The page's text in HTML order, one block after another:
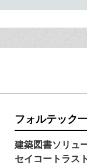
フォルテック
建築図書ソリュ
セイコートラス